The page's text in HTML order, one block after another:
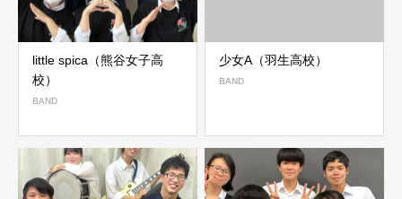
little spica（熊谷女子高
校）
BAND
少女A（羽生高校）
BAND